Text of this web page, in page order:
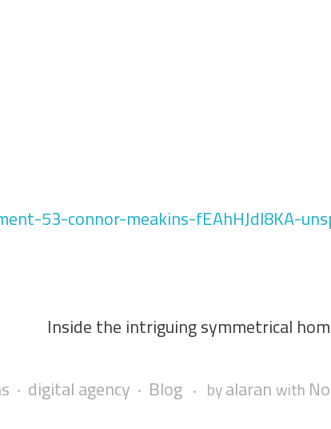
Inside the intriguing symmetrical
byalaranwith
Blog
digital agency